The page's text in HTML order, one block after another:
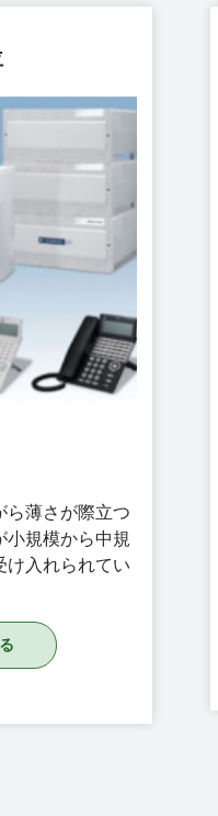
ら薄さが際立つ
小規模から中規
け入れられてい